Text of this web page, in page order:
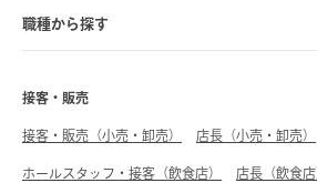
職種から探す
接客・販売
接客・販売（小売・卸売） 店長（小売・卸売）
ホールスタッフ・接客（飲食店） 店長（飲食店